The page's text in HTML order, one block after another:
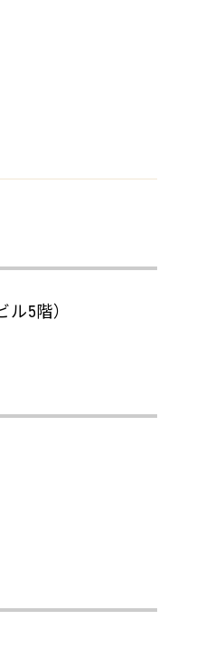
5階）